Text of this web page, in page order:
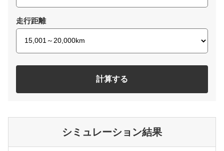
走行距離
計算する
シミュレーション結果